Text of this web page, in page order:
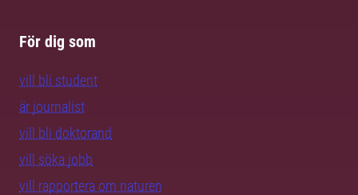
För dig som
vill bli student
är journalist
vill bli doktorand
vill söka jobb
vill rapportera om naturen